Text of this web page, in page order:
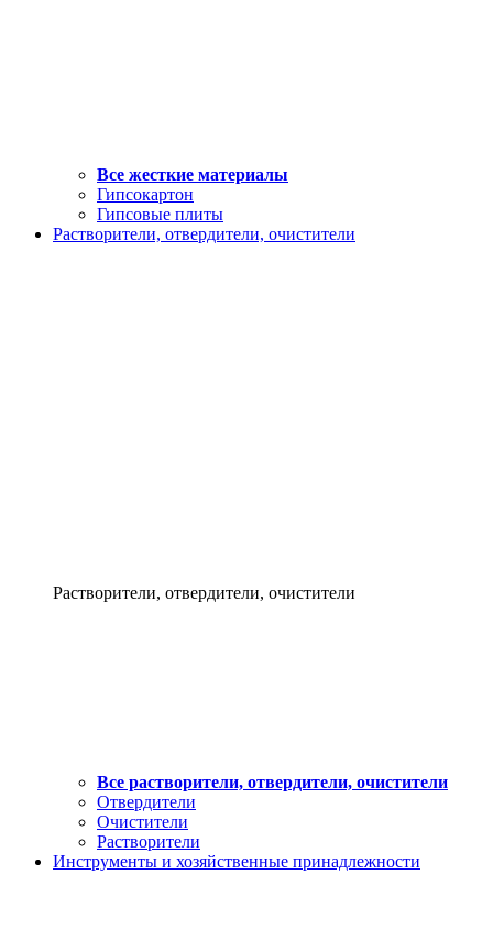
Все жесткие материалы
Гипсокартон
Гипсовые плиты
Растворители, отвердители, очистители
Растворители, отвердители, очистители
Все растворители, отвердители, очистители
Отвердители
Очистители
Растворители
Инструменты и хозяйственные принадлежности